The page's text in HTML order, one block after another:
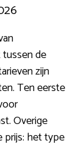
de
zijn
Ten eerste
Overige
prijs: het type